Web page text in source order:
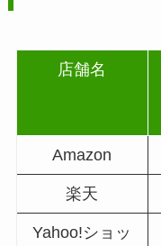
店舗名
Amazon
楽天
Yahoo!ショッ